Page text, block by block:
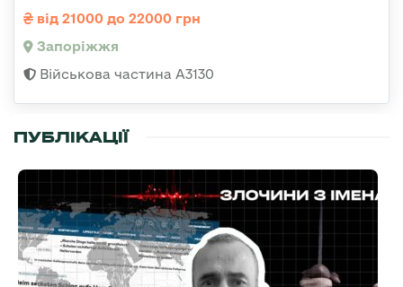
від 21000 до 22000 грн
Запоріжжя
Військова частина А3130
ПУБЛІКАЦІЇ